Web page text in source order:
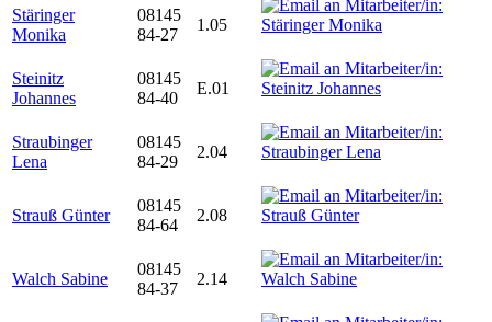
Stäringer
Monika
08145
84-27
1.05
Steinitz
Johannes
08145
84-40
E.01
Straubinger
Lena
08145
84-29
2.04
Strauß Günter
08145
84-64
2.08
Walch Sabine
08145
84-37
2.14